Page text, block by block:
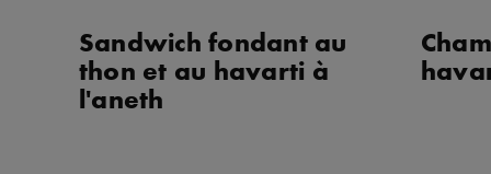
Sandwich fondant au
thon et au havarti à
l'aneth